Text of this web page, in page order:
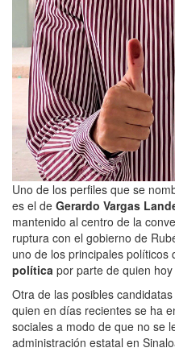
Uno de los perfiles que se
es el de Gerardo Vargas
mantenido al centro de la
ruptura con el gobierno de
uno de los principales políticos
política por parte de quien
Otra de las posibles
quien en días recientes se ha
sociales a modo de que no se
administración estatal en